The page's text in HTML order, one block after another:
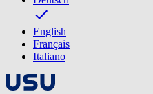
English
Français
Italiano